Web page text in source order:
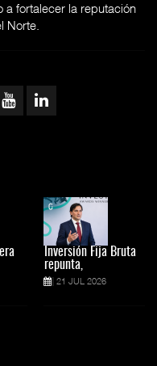
a fortalecer la reputación
Norte.
Inversión Fija Bruta
repunta,
21 JUL 2026